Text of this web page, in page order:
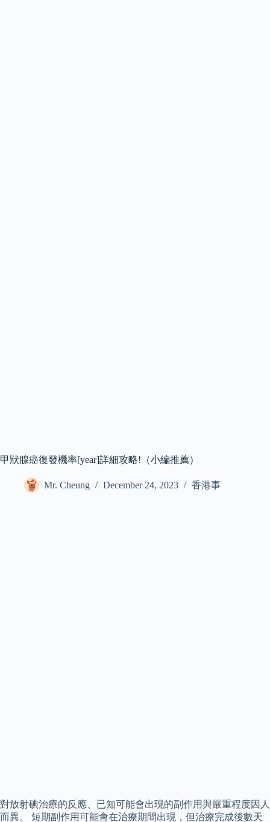
甲狀腺癌復發機率[year]詳細攻略!（小編推薦）
Mr. Cheung December 24, 2023 香港事
對放射碘治療的反應、已知可能會出現的副作用與嚴重程度因人
而異。 短期副作用可能會在治療期間出現，但治療完成後數天